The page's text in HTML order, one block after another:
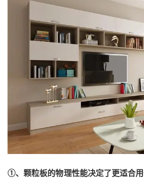
①、颗粒板的物理性能决定了更适合用